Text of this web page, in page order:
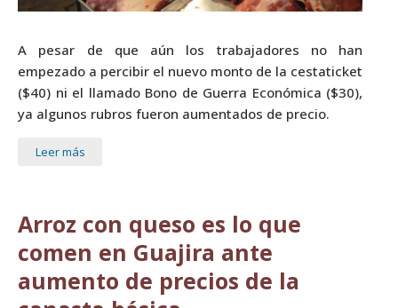
A pesar de que aún los trabajadores no han
empezado a percibir el nuevo monto de la cestaticket
($40) ni el llamado Bono de Guerra Económica ($30),
ya algunos rubros fueron aumentados de precio.
Leer más
Arroz con queso es lo que
comen en Guajira ante
aumento de precios de la